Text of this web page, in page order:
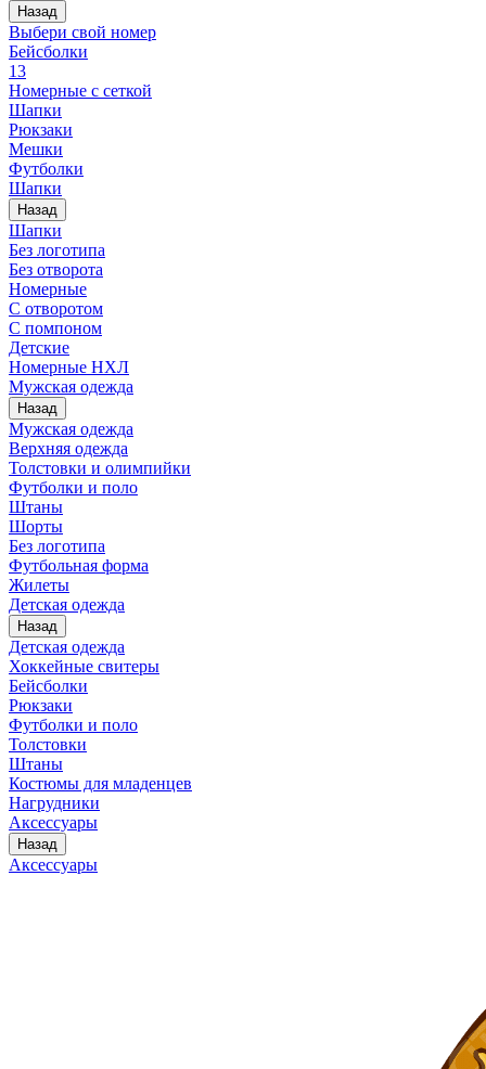
Назад
Выбери свой номер
Бейсболки
13
Номерные с сеткой
Шапки
Рюкзаки
Мешки
Футболки
Шапки
Назад
Шапки
Без логотипа
Без отворота
Номерные
С отворотом
С помпоном
Детские
Номерные НХЛ
Мужская одежда
Назад
Мужская одежда
Верхняя одежда
Толстовки и олимпийки
Футболки и поло
Штаны
Шорты
Без логотипа
Футбольная форма
Жилеты
Детская одежда
Назад
Детская одежда
Хоккейные свитеры
Бейсболки
Рюкзаки
Футболки и поло
Толстовки
Штаны
Костюмы для младенцев
Нагрудники
Аксессуары
Назад
Аксессуары